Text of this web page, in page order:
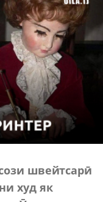
швейтсарӣ
худ як